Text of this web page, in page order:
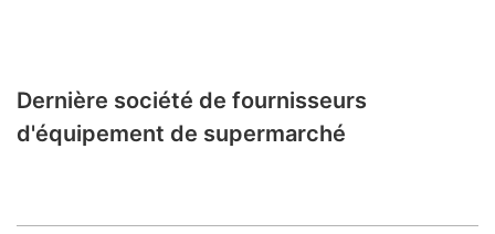
Dernière société de fournisseurs
d'équipement de supermarché